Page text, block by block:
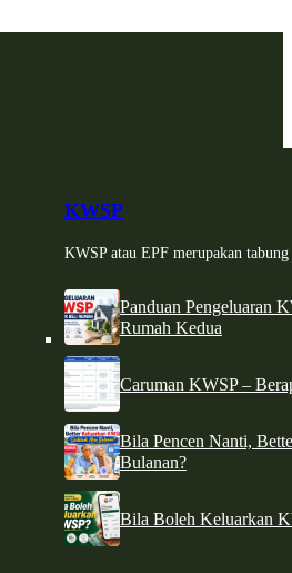
KWSP
KWSP atau EPF merupakan
Panduan Pengeluaran
Rumah Kedua
Caruman KWSP –
Bila Pencen Nanti,
Bulanan?
Bila Boleh Keluarkan